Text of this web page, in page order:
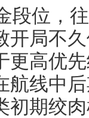
段位，
开局不
更高优
航线中
初期绞